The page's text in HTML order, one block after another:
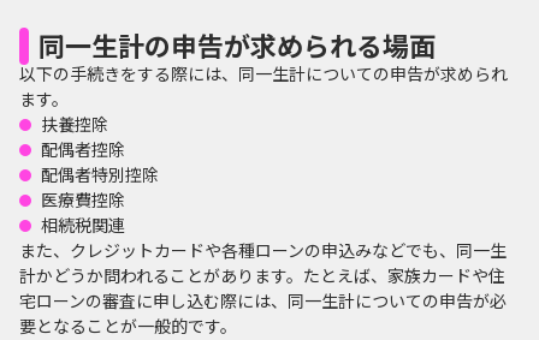
同一生計の申告が求められる場面
以下の手続きをする際には、同一生計についての申告が求められ
ます。
扶養控除
配偶者控除
配偶者特別控除
医療費控除
相続税関連
また、クレジットカードや各種ローンの申込みなどでも、同一生
計かどうか問われることがあります。たとえば、家族カードや住
宅ローンの審査に申し込む際には、同一生計についての申告が必
要となることが一般的です。